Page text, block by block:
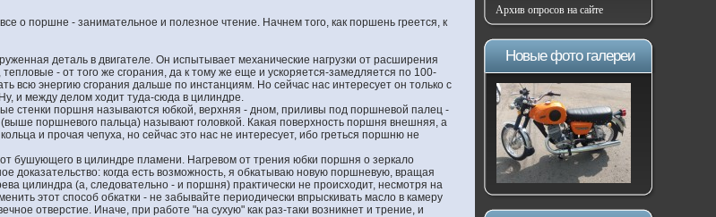
о поршне - занимательное и полезное чтение. Начнем того, как поршень греется, к
деталь в двигателе. Он испытывает механические нагрузки от расширения
- от того же сгорания, да к тому же еще и ускоряется-замедляется по 100-
всю энергию сгорания дальше по инстанциям. Но сейчас нас интересует он только с
и между делом ходит туда-сюда в цилиндре.
стенки поршня называются юбкой, верхняя - дном, приливы под поршневой палец -
поршневого пальца) называют головкой. Какая поверхность поршня внешняя, а
и прочая чепуха, но сейчас это нас не интересует, ибо греться поршню не
бушующего в цилиндре пламени. Нагревом от трения юбки поршня о зеркало
доказательство: когда есть возможность, я обкатываю новую поршневую, вращая
цилиндра (а, следовательно - и поршня) практически не происходит, несмотря на
этот способ обкатки - не забывайте периодически впрыскивать масло в камеру
отверстие. Иначе, при работе "на сухую" как раз-таки возникнет и трение, и
Архив опросов на сайте
Новые фото галереи